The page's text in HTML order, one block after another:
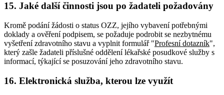
15. Jaké další činnosti jsou po žadateli požadovány
Kromě podání žádosti o status OZZ, jejího vybavení potřebnými
doklady a ověření podpisem, se požaduje podrobit se nezbytnému
vyšetření zdravotního stavu a vyplnit formulář "Profesní dotazník",
který zašle žadateli příslušné oddělení lékařské posudkové služby s
informací, týkající se posuzování jeho zdravotního stavu.
16. Elektronická služba, kterou lze využít